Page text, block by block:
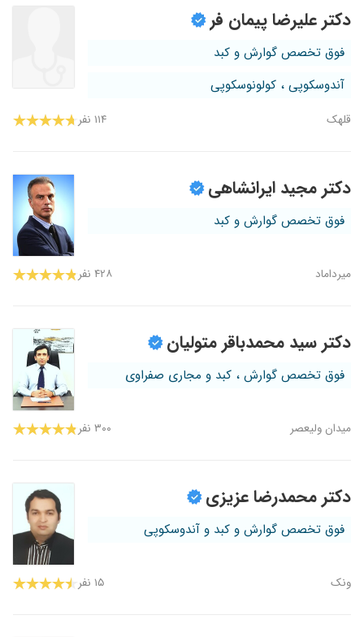
دکتر علیرضا پیمان فر
فوق تخصص گوارش و کبد
آندوسکوپی ، کولونوسکوپی
قلهک ۱۱۴ نفر
دکتر مجید ایرانشاهی
فوق تخصص گوارش و کبد
میرداماد ۴۲۸ نفر
دکتر سید محمدباقر متولیان
فوق تخصص گوارش ، کبد و مجاری صفراوی
میدان ولیعصر ۳۰۰ نفر
دکتر محمدرضا عزیزی
فوق تخصص گوارش و کبد و آندوسکوپی
ونک ۱۵ نفر